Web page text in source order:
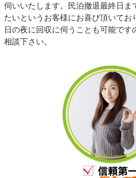
伺いいたします。民泊撤退最終日ま
たいというお客様にお喜び頂いてお
日の夜に回収に伺うことも可能で
相談下さい。